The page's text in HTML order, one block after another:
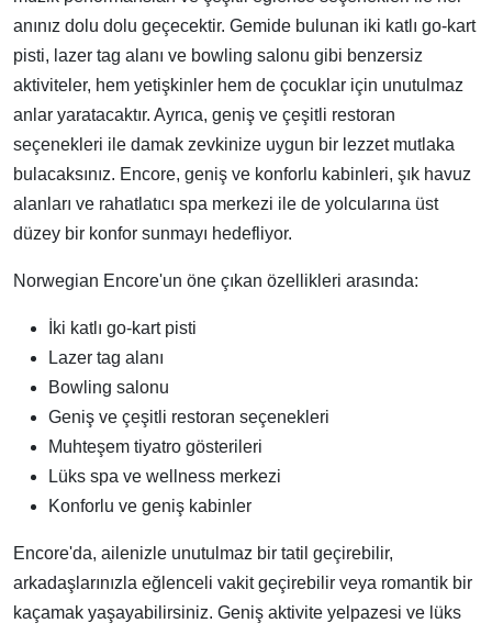
anınız dolu dolu geçecektir. Gemide bulunan iki katlı go-kart
pisti, lazer tag alanı ve bowling salonu gibi benzersiz
aktiviteler, hem yetişkinler hem de çocuklar için unutulmaz
anlar yaratacaktır. Ayrıca, geniş ve çeşitli restoran
seçenekleri ile damak zevkinize uygun bir lezzet mutlaka
bulacaksınız. Encore, geniş ve konforlu kabinleri, şık havuz
alanları ve rahatlatıcı spa merkezi ile de yolcularına üst
düzey bir konfor sunmayı hedefliyor.
Norwegian Encore'un öne çıkan özellikleri arasında:
İki katlı go-kart pisti
Lazer tag alanı
Bowling salonu
Geniş ve çeşitli restoran seçenekleri
Muhteşem tiyatro gösterileri
Lüks spa ve wellness merkezi
Konforlu ve geniş kabinler
Encore'da, ailenizle unutulmaz bir tatil geçirebilir,
arkadaşlarınızla eğlenceli vakit geçirebilir veya romantik bir
kaçamak yaşayabilirsiniz. Geniş aktivite yelpazesi ve lüks